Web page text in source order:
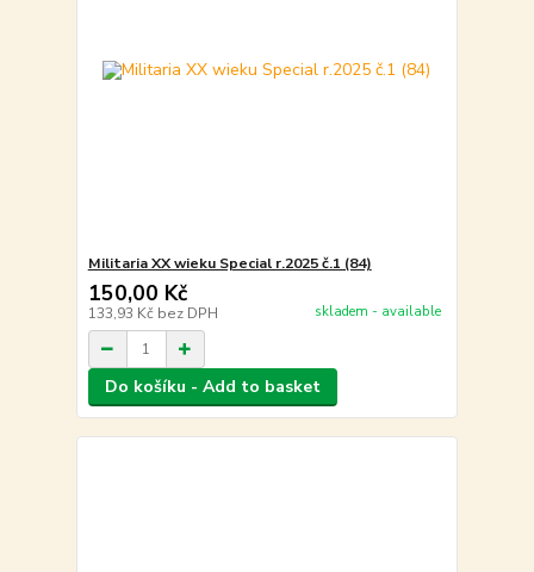
Militaria XX wieku Special r.2025 č.1 (84)
150,00 Kč
133,93 Kč bez DPH skladem - available
Do košíku - Add to basket